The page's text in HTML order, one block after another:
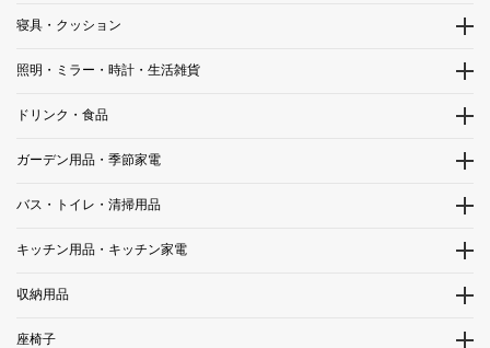
寝具・クッション
照明・ミラー・時計・生活雑貨
ドリンク・食品
ガーデン用品・季節家電
バス・トイレ・清掃用品
キッチン用品・キッチン家電
収納用品
座椅子